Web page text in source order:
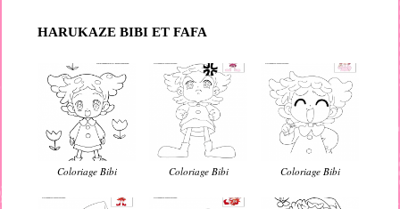
HARUKAZE BIBI ET FAFA
Coloriage Bibi Coloriage Bibi Coloriage Bibi